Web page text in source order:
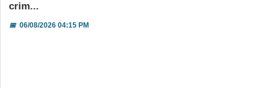
crim...
📅06/08/2026 04:15 PM